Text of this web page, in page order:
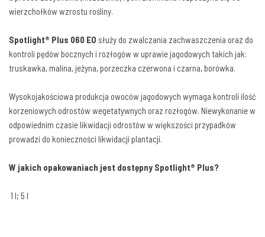
wierzchołków wzrostu rośliny.
Spotlight® Plus 060 EO służy do zwalczania zachwaszczenia oraz do
kontroli pędów bocznych i rozłogów w uprawie jagodowych takich jak:
truskawka, malina, jeżyna, porzeczka czerwona i czarna, borówka.
Wysokojakościowa produkcja owoców jagodowych wymaga kontroli ilość
korzeniowych odrostów wegetatywnych oraz rozłogów. Niewykonanie w
odpowiednim czasie likwidacji odrostów w większości przypadków
prowadzi do konieczności likwidacji plantacji.
W jakich opakowaniach jest dostępny Spotlight® Plus?
1 l; 5 l